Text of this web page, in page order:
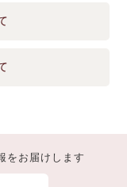
をお届けします